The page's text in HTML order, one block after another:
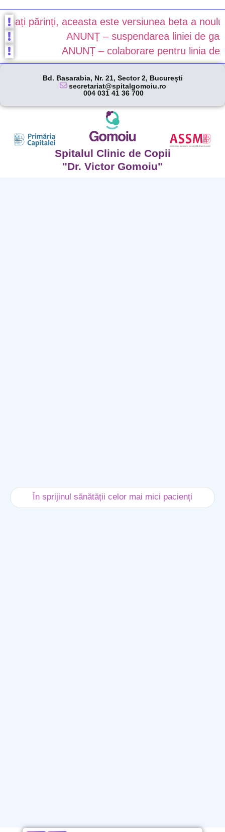
părinți, aceasta este versiunea beta a noului
ANUNȚ – suspendarea liniei de
ANUNȚ – colaborare pentru linia de
Bd. Basarabia, Nr. 21, Sector 2, București
secretariat@spitalgomoiu.ro
004 031 41 36 700
Spitalul Clinic de Copii
"Dr. Victor Gomoiu"
În sprijinul sănătății celor mai mici pacienți